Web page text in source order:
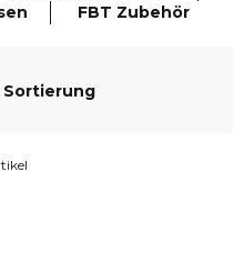
FBT Zubehör